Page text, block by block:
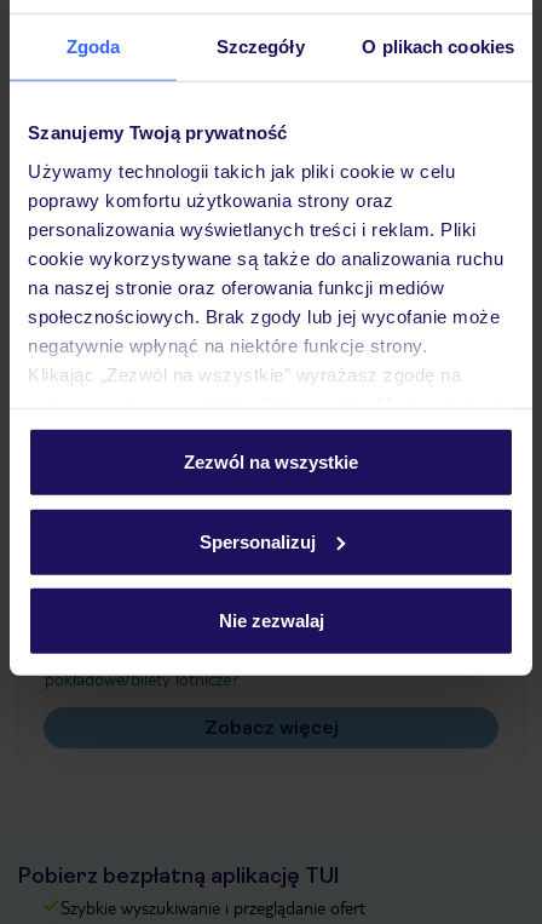
Zgoda Szczegóły O plikach cookies
Szanujemy Twoją prywatność
Używamy technologii takich jak pliki cookie w celu
poprawy komfortu użytkowania strony oraz
personalizowania wyświetlanych treści i reklam. Pliki
cookie wykorzystywane są także do analizowania ruchu
na naszej stronie oraz oferowania funkcji mediów
społecznościowych. Brak zgody lub jej wycofanie może
negatywnie wpłynąć na niektóre funkcje strony.
Klikając „Zezwól na wszystkie” wyrażasz zgodę na
personalizować swój wybór wchodząc w zakładkę
Szczegółowe informacje o plikach cookie znajdziesz
Zezwól na wszystkie
Spersonalizuj
Nie zezwalaj
Pokoje
Wyżywienie
Atrakcje
Ważne informacje
Czy w Hotelu będzie przedstawiciel TUI?
Na jakiej podstawie i gdzie otrzymam karty
pokładowe/bilety lotnicze?
Zobacz więcej
Pobierz bezpłatną aplikację TUI
Szybkie wyszukiwanie i przeglądanie ofert